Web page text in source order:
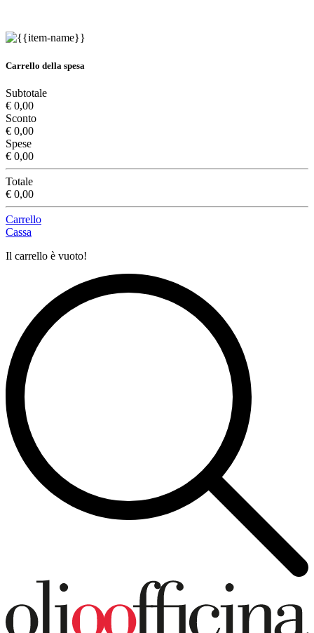
Carrello della spesa
Subtotale
€ 0,00
Sconto
€ 0,00
Spese
€ 0,00
Totale
€ 0,00
Carrello
Cassa
Il carrello è vuoto!